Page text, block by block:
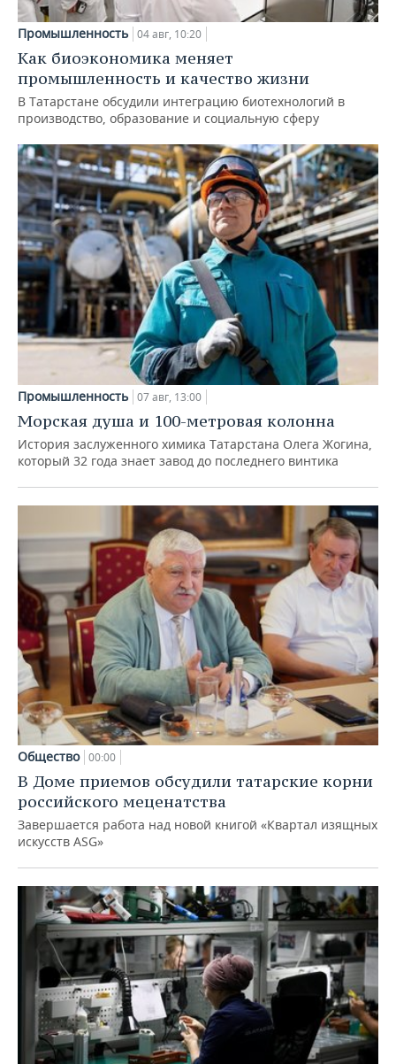
Промышленность 04 авг, 10:20
Как биоэкономика меняет
промышленность и качество жизни
В Татарстане обсудили интеграцию биотехнологий в
производство, образование и социальную сферу
Промышленность 07 авг, 13:00
Морская душа и 100-метровая колонна
История заслуженного химика Татарстана Олега Жогина,
который 32 года знает завод до последнего винтика
Общество 00:00
В Доме приемов обсудили татарские корни
российского меценатства
Завершается работа над новой книгой «Квартал изящных
искусств ASG»